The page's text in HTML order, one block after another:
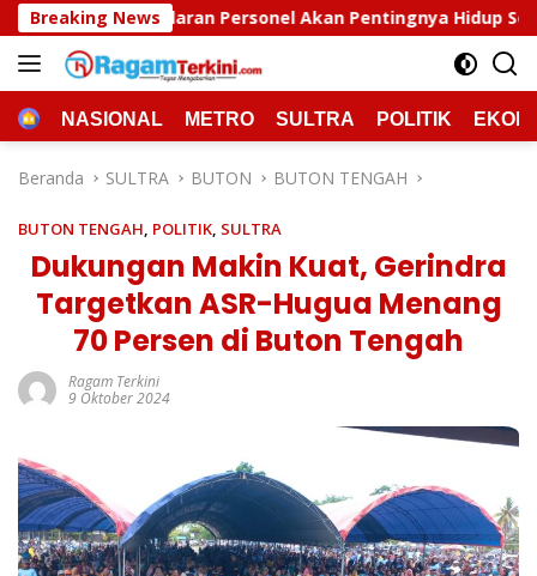
Langsung
ke
konten
Breaking News
Akan Pentingnya Hidup Sehat Polda Sultra
HOMENASIONAL METRO SULTRA POLITIK
Beranda SULTRA BUTON BUTON TENGAH
BUTON TENGAH, POLITIK, SULTRA
Dukungan Makin Kuat, Gerindra
Targetkan ASR-Hugua Menang
70 Persen di Buton Tengah
Ragam Terkini
9 Oktober 2024